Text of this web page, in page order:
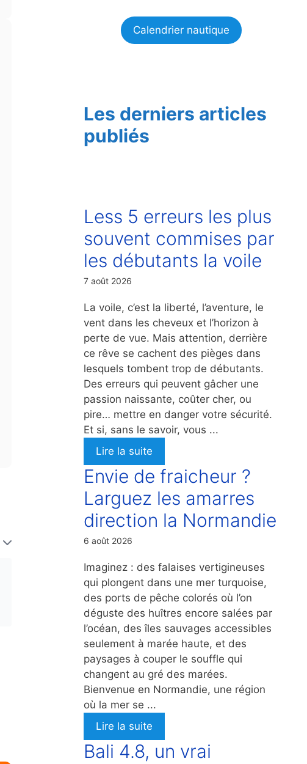
Calendrier nautique
Les derniers articles
publiés
Less 5 erreurs les plus
souvent commises par
les débutants la voile
7 août 2026
La voile, c’est la liberté, l’aventure, le
vent dans les cheveux et l’horizon à
perte de vue. Mais attention, derrière
ce rêve se cachent des pièges dans
lesquels tombent trop de débutants.
Des erreurs qui peuvent gâcher une
passion naissante, coûter cher, ou
pire… mettre en danger votre sécurité.
Et si, sans le savoir, vous ...
Lire la suite
Envie de fraicheur ?
Larguez les amarres
direction la Normandie
6 août 2026
Imaginez : des falaises vertigineuses
qui plongent dans une mer turquoise,
des ports de pêche colorés où l’on
déguste des huîtres encore salées par
l’océan, des îles sauvages accessibles
seulement à marée haute, et des
paysages à couper le souffle qui
changent au gré des marées.
Bienvenue en Normandie, une région
où la mer se ...
Lire la suite
Bali 4.8, un vrai